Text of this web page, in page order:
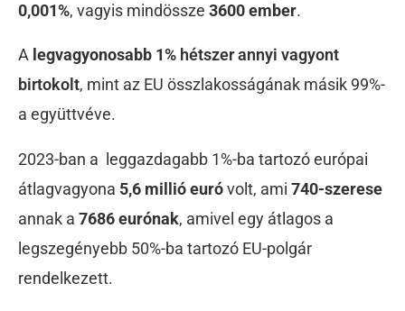
0,001%, vagyis mindössze 3600 ember.
A legvagyonosabb 1% hétszer annyi vagyont
birtokolt, mint az EU összlakosságának másik 99%-
a együttvéve.
2023-ban a leggazdagabb 1%-ba tartozó európai
átlagvagyona 5,6 millió euróvolt, ami 740-szerese
annak a 7686 eurónak, amivel egy átlagos a
legszegényebb 50%-ba tartozó EU-polgár
rendelkezett.